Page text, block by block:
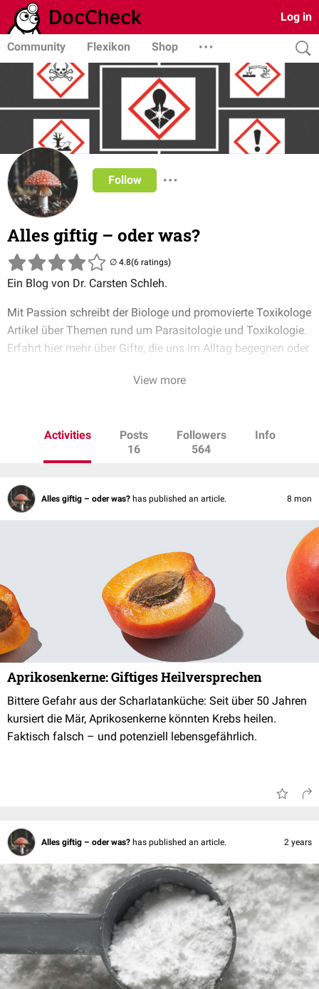
Log in
Community Flexikon Shop
Follow
Alles giftig – oder was?
(6 ratings)
Ein Blog von Dr. Carsten Schleh.
Mit Passion schreibt der Biologe und promovierte Toxikologe
Artikel über Themen rund um Parasitologie und Toxikologie.
Erfahrt hier mehr über Gifte, die uns im Alltag begegnen oder
View more
Activities
Posts
16
Followers
564
Info
Alles giftig – oder was? has published an article. 8 mon
Aprikosenkerne: Giftiges Heilversprechen
Bittere Gefahr aus der Scharlatanküche: Seit über 50 Jahren
kursiert die Mär, Aprikosenkerne könnten Krebs heilen.
Faktisch falsch – und potenziell lebensgefährlich.
Alles giftig – oder was? has published an article. 2 years